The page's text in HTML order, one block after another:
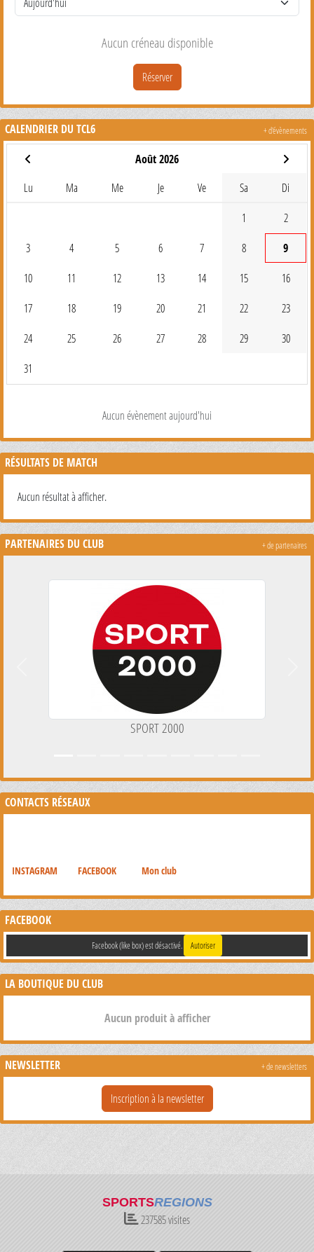
Aucun créneau disponible
Réserver
CALENDRIER DU TCL6
Août 2026
Lu Ma Me Je Ve Sa Di
1 2
3 4 5 6 7 8 9
10 11 12 13 14 15 16
17 18 19 20 21 22 23
24 25 26 27 28 29 30
31
Aucun évènement aujourd'hui
+ d'évènements
RÉSULTATS DE MATCH
Aucun résultat à afficher.
PARTENAIRES DU CLUB
SPORT 2000
+ de partenaires
CONTACTS RÉSEAUX
INSTAGRAM FACEBOOK Mon club
FACEBOOK
Facebook (like box) est désactivé. Autoriser
LA BOUTIQUE DU CLUB
Aucun produit à afficher
NEWSLETTER
Inscription à la newsletter
+ de newsletters
SPORTSREGIONS
237585visites